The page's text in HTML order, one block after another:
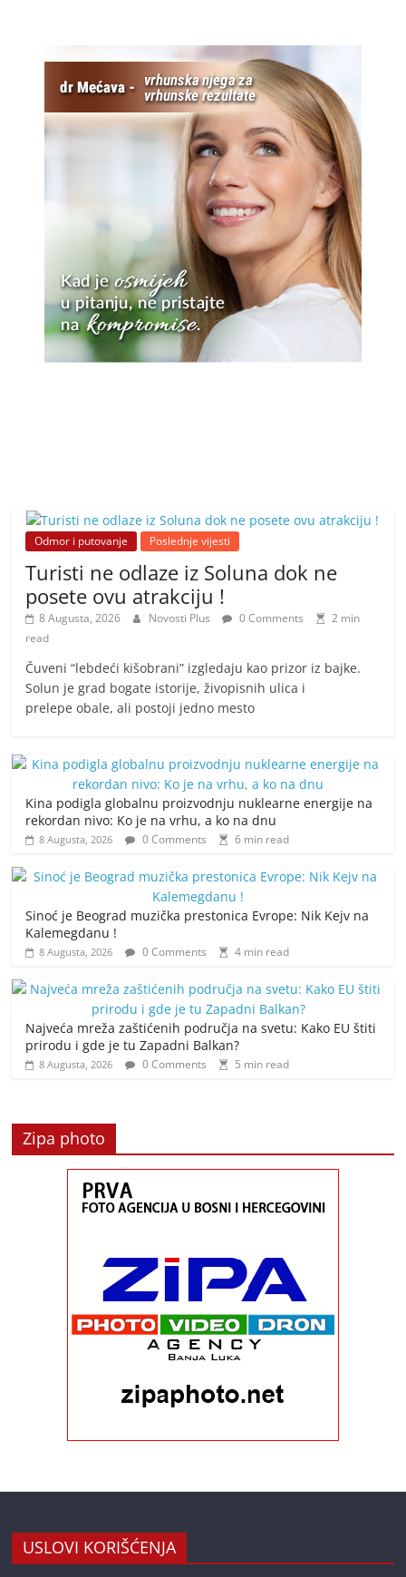
Odmor i putovanje Poslednje vijesti
Turisti ne odlaze iz Soluna dok ne
posete ovu atrakciju !
8 Augusta, 2026 Novosti Plus 0 Comments
2 min
read
Čuveni “lebdeći kišobrani” izgledaju kao prizor iz bajke.
Solun je grad bogate istorije, živopisnih ulica i
prelepe obale, ali postoji jedno mesto
Kina podigla globalnu proizvodnju nuklearne energije na
rekordan nivo: Ko je na vrhu, a ko na dnu
8 Augusta, 2026 0 Comments 6 min read
Sinoć je Beograd muzička prestonica Evrope: Nik Kejv na
Kalemegdanu !
8 Augusta, 2026 0 Comments 4 min read
Najveća mreža zaštićenih područja na svetu: Kako EU štiti
prirodu i gde je tu Zapadni Balkan?
8 Augusta, 2026 0 Comments 5 min read
Zipa photo
USLOVI KORIŠĆENJA